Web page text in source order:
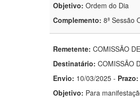
Objetivo: Ordem do Dia
Complemento: 8ª Sessão
Remetente: COMISSÃO
Destinatário: COMISSÃO
Envio: 10/03/2025 - Prazo:
Objetivo: Para